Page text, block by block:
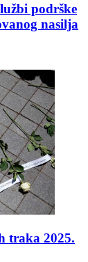
podrške
nasilja
traka 2025.